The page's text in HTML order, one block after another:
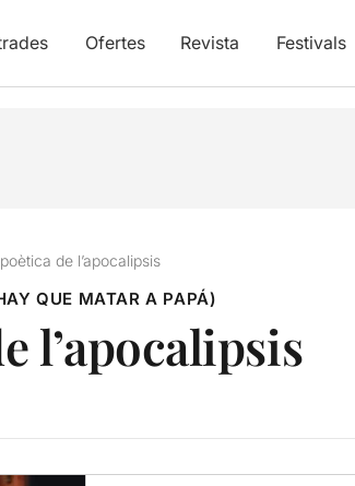
Ofertes Revista Festivals
de l’apocalipsis
QUE MATAR A PAPÁ)
l’apocalipsis